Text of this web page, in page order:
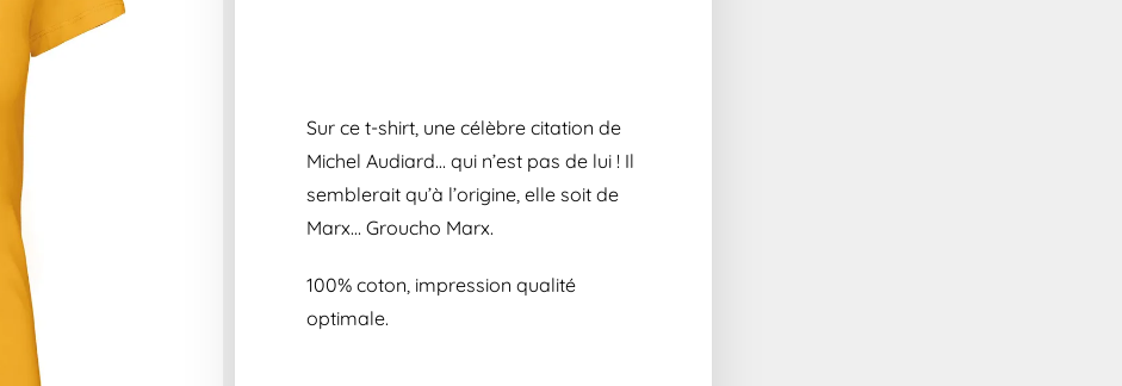
Sur ce t-shirt, une célèbre citation de
Michel Audiard… qui n’est pas de lui ! Il
semblerait qu’à l’origine, elle soit de
Marx… Groucho Marx.
100% coton, impression qualité
optimale.